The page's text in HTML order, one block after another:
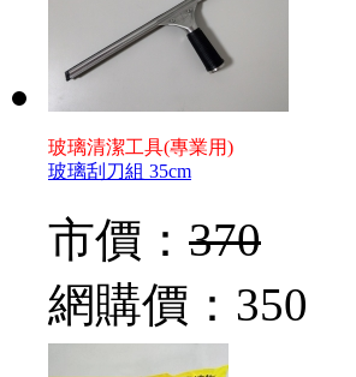
玻璃清潔工具(專業用)
玻璃刮刀組 35cm
市價： 370
網購價： 350